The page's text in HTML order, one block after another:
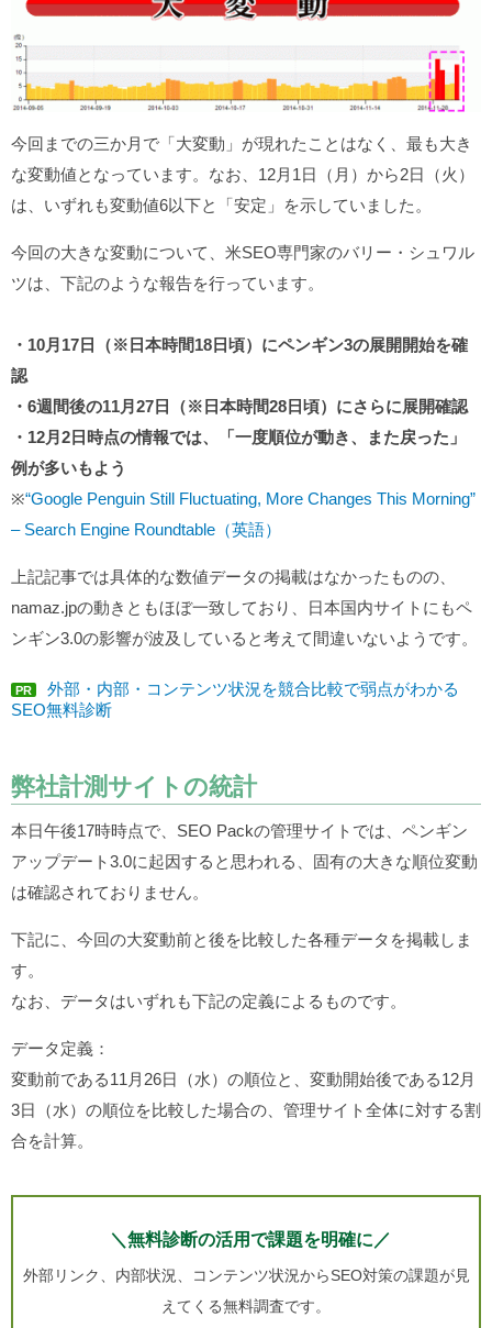
今回までの三か月で「大変動」が現れたことはなく、最も大き
な変動値となっています。なお、12月1日（月）から2日（火）
は、いずれも変動値6以下と「安定」を示していました。
今回の大きな変動について、米SEO専門家のバリー・シュワル
ツは、下記のような報告を行っています。
・10月17日（※日本時間18日頃）にペンギン3の展開開始を確
認
・6週間後の11月27日（※日本時間28日頃）にさらに展開確認
・12月2日時点の情報では、「一度順位が動き、また戻った」
例が多いもよう
※“Google Penguin Still Fluctuating, More Changes This Morning”
– Search Engine Roundtable（英語）
上記記事では具体的な数値データの掲載はなかったものの、
namaz.jpの動きともほぼ一致しており、日本国内サイトにもペ
ンギン3.0の影響が波及していると考えて間違いないようです。
PR
外部・内部・コンテンツ状況を競合比較で弱点がわかる
SEO無料診断
弊社計測サイトの統計
本日午後17時時点で、SEO Packの管理サイトでは、ペンギン
アップデート3.0に起因すると思われる、固有の大きな順位変動
は確認されておりません。
下記に、今回の大変動前と後を比較した各種データを掲載しま
す。
なお、データはいずれも下記の定義によるものです。
データ定義：
変動前である11月26日（水）の順位と、変動開始後である12月
3日（水）の順位を比較した場合の、管理サイト全体に対する割
合を計算。
＼無料診断の活用で課題を明確に／
外部リンク、内部状況、コンテンツ状況からSEO対策の課題が見
えてくる無料調査です。